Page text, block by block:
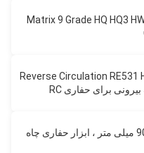
Matrix 9 Grade HQ HQ3
Reverse Circulation RE531
Hammer لوله داخلی / لوله بیرونی برای حفاری RC
COP32 ابزار حفاری سنگ 90 میلی متر ، ابزار حفاری چاه